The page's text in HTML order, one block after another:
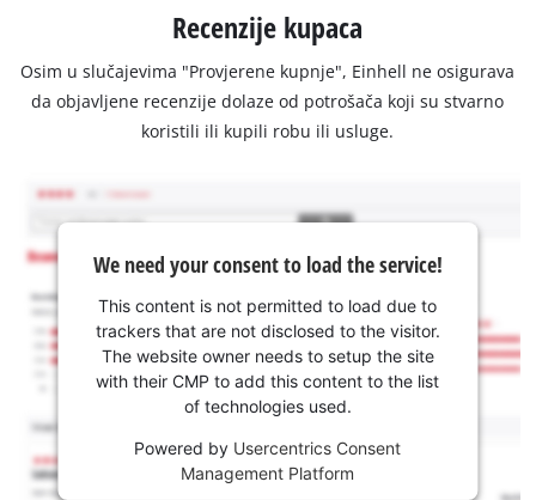
Recenzije kupaca
Osim u slučajevima "Provjerene kupnje", Einhell ne osigurava
da objavljene recenzije dolaze od potrošača koji su stvarno
koristili ili kupili robu ili usluge.
We need your consent to load the service!
This content is not permitted to load due to
trackers that are not disclosed to the visitor.
The website owner needs to setup the site
with their CMP to add this content to the list
of technologies used.
Powered by Usercentrics Consent
Management Platform